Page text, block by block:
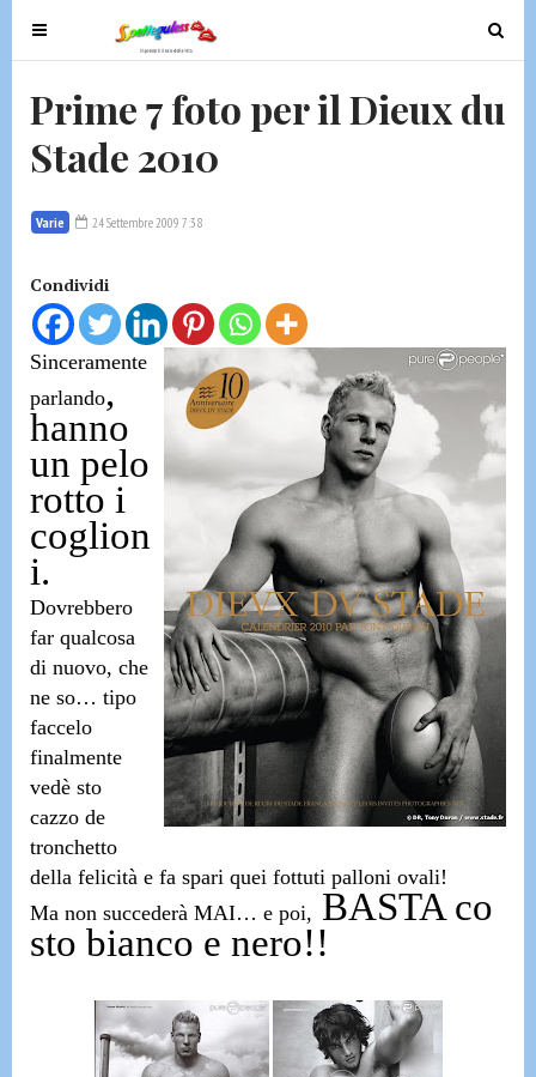
T
o
g
l
e
a
i
g
a
t
i
o
n
T
o
a
i
n
Prime 7 foto per il Dieux du
Stade 2010
Varie 24 Settembre 2009 7:38
Condividi
Sinceramente
parlando,
hanno
un pelo
rotto i
coglion
i.
Dovrebbero
far qualcosa
di nuovo, che
ne so… tipo
faccelo
finalmente
vedè sto
cazzo de
tronchetto
della felicità e fa spari quei fottuti palloni ovali!
Ma non succederà MAI… e poi, BASTA co
sto bianco e nero!!